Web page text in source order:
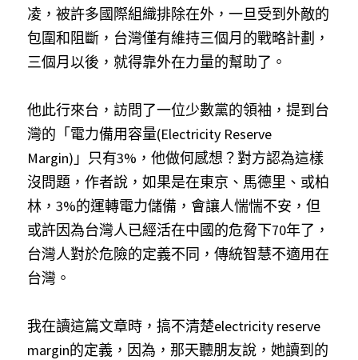
凌，被許多國際組織排除在外，一旦受到外敵的
包圍和阻斷，台灣僅有維持三個月的戰略計劃，
三個月以後，就得靠外在力量的幫助了。
他此行來台，訪問了一位少數黨的領袖，提到台
灣的「電力備用容量(Electricity Reserve
Margin)」只有3%，他做何感想？對方認為這樣
沒問題，作者說，如果是在東京、馬德里、或柏
林，3%的運轉電力儲備，會讓人惴惴不安，但
或許因為台灣人已經活在中國的危脅下70年了，
台灣人對於危險的定義不同，傳統智慧不適用在
台灣。
我在讀這篇文章時，搞不清楚electricity reserve
margin的定義，因為，那天聽朋友說，她讀到的